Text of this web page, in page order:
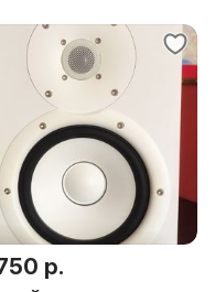
р.